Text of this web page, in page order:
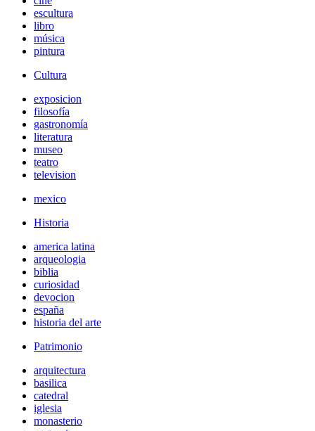
escultura
libro
música
pintura
Cultura
exposicion
filosofía
gastronomía
literatura
museo
teatro
television
mexico
Historia
america latina
arqueologia
biblia
curiosidad
devocion
españa
historia del arte
Patrimonio
arquitectura
basilica
catedral
iglesia
monasterio